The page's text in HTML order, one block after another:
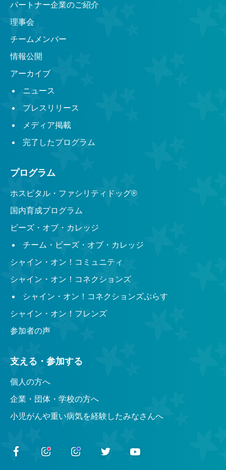
パートナー企業のご紹介
理事会
チームメンバー
情報公開
アーカイブ
ニュース
プレスリリース
メディア掲載
完了したプログラム
プログラム
ホスピタル・ファシリティドッグ®︎
国内育成プログラム
ビーズ・オブ・カレッジ
チーム・ビーズ・オブ・カレッジ
シャイン・オン！コミュニティ
シャイン・オン！コネクションズ
シャイン・オン！コネクションズぷらす
シャイン・オン！フレンズ
参加者の声
支える・参加する
個人の方へ
企業・団体・学校の方へ
小児がんや重い病気を経験したみなさんへ